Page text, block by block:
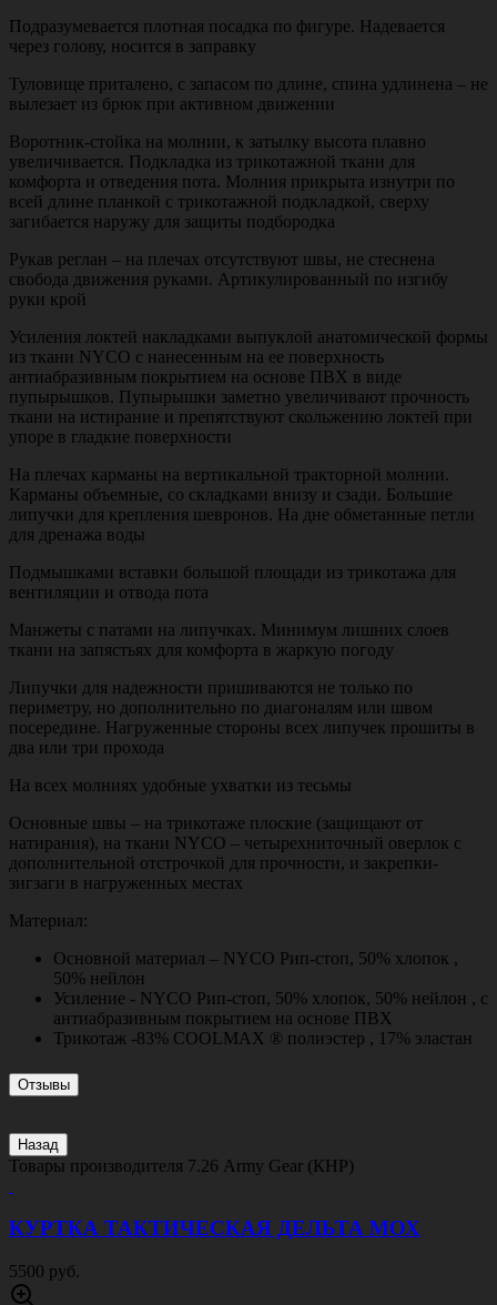
Подразумевается плотная посадка по фигуре. Надевается
через голову, носится в заправку
Туловище приталено, с запасом по длине, спина удлинена – не
вылезает из брюк при активном движении
Воротник-стойка на молнии, к затылку высота плавно
увеличивается. Подкладка из трикотажной ткани для
комфорта и отведения пота. Молния прикрыта изнутри по
всей длине планкой с трикотажной подкладкой, сверху
загибается наружу для защиты подбородка
Рукав реглан – на плечах отсутствуют швы, не стеснена
свобода движения руками. Артикулированный по изгибу
руки крой
Усиления локтей накладками выпуклой анатомической формы
из ткани NYCO с нанесенным на ее поверхность
антиабразивным покрытием на основе ПВХ в виде
пупырышков. Пупырышки заметно увеличивают прочность
ткани на истирание и препятствуют скольжению локтей при
упоре в гладкие поверхности
На плечах карманы на вертикальной тракторной молнии.
Карманы объемные, со складками внизу и сзади. Большие
липучки для крепления шевронов. На дне обметанные петли
для дренажа воды
Подмышками вставки большой площади из трикотажа для
вентиляции и отвода пота
Манжеты с патами на липучках. Минимум лишних слоев
ткани на запястьях для комфорта в жаркую погоду
Липучки для надежности пришиваются не только по
периметру, но дополнительно по диагоналям или швом
посередине. Нагруженные стороны всех липучек прошиты в
два или три прохода
На всех молниях удобные ухватки из тесьмы
Основные швы – на трикотаже плоские (защищают от
натирания), на ткани NYCO – четырехниточный оверлок с
дополнительной отстрочкой для прочности, и закрепки-
зигзаги в нагруженных местах
Материал:
Основной материал – NYCO Рип-стоп, 50% хлопок ,
50% нейлон
Усиление - NYCO Рип-стоп, 50% хлопок, 50% нейлон , с
антиабразивным покрытием на основе ПВХ
Трикотаж -83% COOLMAX ® полиэстер , 17% эластан
Отзывы
Назад
Товары производителя 7.26 Army Gear (КНР)
КУРТКА ТАКТИЧЕСКАЯ ДЕЛЬТА МОХ
5500 руб.